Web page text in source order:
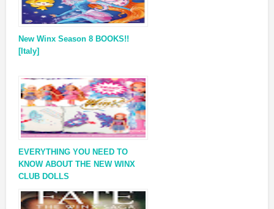
New Winx Season 8 BOOKS!!
[Italy]
EVERYTHING YOU NEED TO
KNOW ABOUT THE NEW WINX
CLUB DOLLS